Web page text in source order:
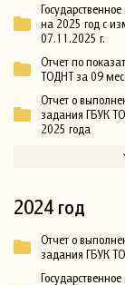
на 2025 год с
07.11.2025 г.
Отчет по
ТОДНТ за 09
Отчет о
задания ГБУК
2025 года
2024 год
Отчет о
задания ГБУК